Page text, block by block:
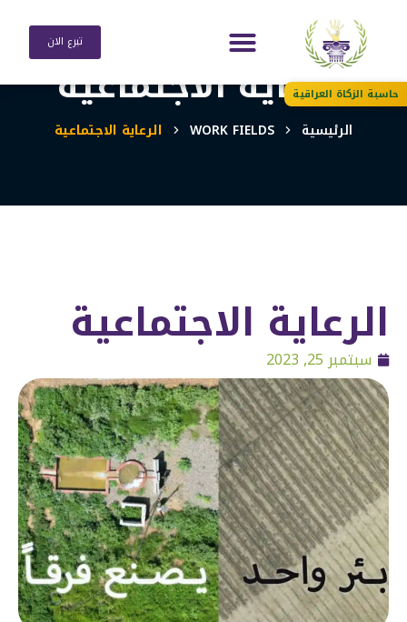
تبرع الان
الرعاية الاجتماعية
الرئيسية WORK FIELDS الرعاية الاجتماعية
الرعاية الاجتماعية
سبتمبر 25, 2023
حاسبة الزكاة العراقية